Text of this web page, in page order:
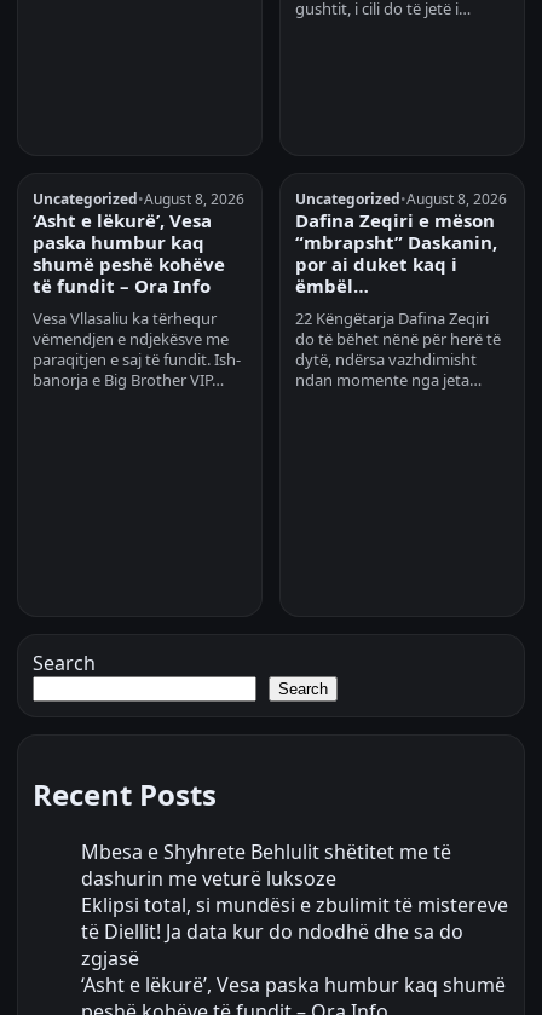
gushtit, i cili do të jetë i…
Uncategorized•August 8, 2026
‘Asht e lëkurë’, Vesa
paska humbur kaq
shumë peshë kohëve
të fundit – Ora Info
Vesa Vllasaliu ka tërhequr
vëmendjen e ndjekësve me
paraqitjen e saj të fundit. Ish-
banorja e Big Brother VIP…
Uncategorized•August 8, 2026
Dafina Zeqiri e mëson
“mbrapsht” Daskanin,
por ai duket kaq i
ëmbël…
22 Këngëtarja Dafina Zeqiri
do të bëhet nënë për herë të
dytë, ndërsa vazhdimisht
ndan momente nga jeta…
Search
Search
Recent Posts
Mbesa e Shyhrete Behlulit shëtitet me të
dashurin me veturë luksoze
Eklipsi total, si mundësi e zbulimit të mistereve
të Diellit! Ja data kur do ndodhë dhe sa do
zgjasë
‘Asht e lëkurë’, Vesa paska humbur kaq shumë